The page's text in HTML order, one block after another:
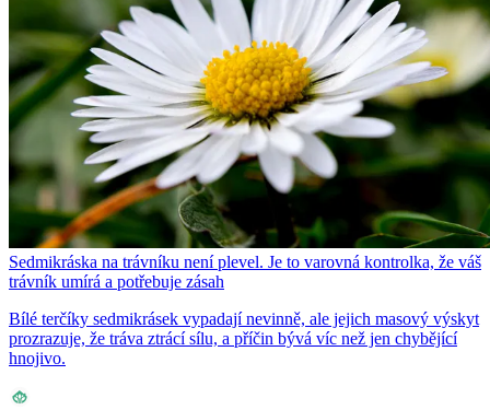
Sedmikráska na trávníku není plevel. Je to varovná kontrolka, že váš
trávník umírá a potřebuje zásah
Bílé terčíky sedmikrásek vypadají nevinně, ale jejich masový výskyt
prozrazuje, že tráva ztrácí sílu, a příčin bývá víc než jen chybějící
hnojivo.